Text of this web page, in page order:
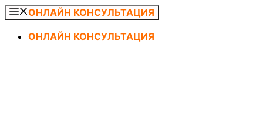
Перейти
содержимому
ОНЛАЙН КОНСУЛЬТАЦИЯ
ОНЛАЙН КОНСУЛЬТАЦИЯ